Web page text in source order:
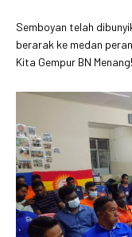
Semboyan telah
berarak ke medan
Kita Gempur BN